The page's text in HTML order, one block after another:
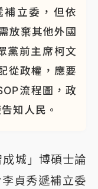
立委，但依
放棄其他外國
黨前主席柯文
從政權，應要
流程圖，政
知人民。
城」博碩士論
貞秀遞補立委